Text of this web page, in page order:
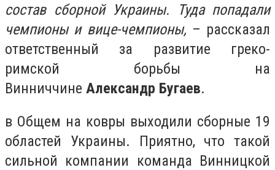
состав сборной Украины. Туда попадали
чемпионы и вице-чемпионы, – рассказал
ответственный за развитие греко-
римской борьбы на
Винниччине Александр Бугаев.
в Общем на ковры выходили сборные 19
областей Украины. Приятно, что такой
сильной компании команда Винницкой